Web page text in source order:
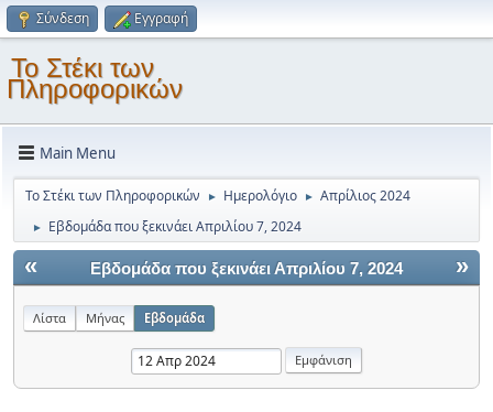
Σύνδεση Εγγραφή
Το Στέκι των
Πληροφορικών
Main Menu
Το Στέκι των Πληροφορικών ► Ημερολόγιο ► Απρίλιος 2024
► Εβδομάδα που ξεκινάει Απριλίου 7, 2024
« »
Εβδομάδα που ξεκινάει Απριλίου 7, 2024
Λίστα Μήνας Εβδομάδα